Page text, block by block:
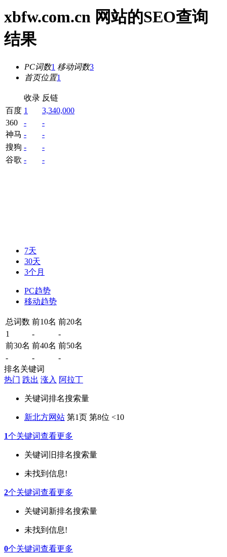
xbfw.com.cn 网站的SEO查询
结果
PC词数1 移动词数3
首页位置1
收录 反链
百度 1
3,340,000
360
-
-
神马 -
-
搜狗 -
-
谷歌 - -
7天
30天
3个月
PC趋势
移动趋势
总词数 前10名 前20名
1
-
-
前30名 前40名 前50名
-
-
-
排名关键词
热门 跌出 涨入 阿拉丁
关键词排名搜索量
新北方网站 第1页 第8位 <10
1个关键词查看更多
关键词 旧排名搜索量
未找到信息!
2个关键词查看更多
关键词新排名搜索量
未找到信息!
0个关键词查看更多